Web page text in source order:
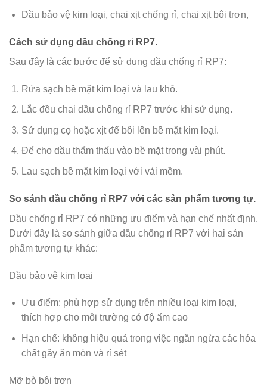
Dầu bảo vệ kim loại, chai xịt chống rỉ, chai xịt bôi trơn,
Cách sử dụng dầu chống rỉ RP7.
Sau đây là các bước để sử dụng dầu chống rỉ RP7:
Rửa sạch bề mặt kim loại và lau khô.
Lắc đều chai dầu chống rỉ RP7 trước khi sử dụng.
Sử dụng cọ hoặc xịt để bôi lên bề mặt kim loại.
Để cho dầu thẩm thấu vào bề mặt trong vài phút.
Lau sạch bề mặt kim loại với vải mềm.
So sánh dầu chống rỉ RP7 với các sản phẩm tương tự.
Dầu chống rỉ RP7 có những ưu điểm và hạn chế nhất định.
Dưới đây là so sánh giữa dầu chống rỉ RP7 với hai sản
phẩm tương tự khác:
Dầu bảo vệ kim loại
Ưu điểm: phù hợp sử dụng trên nhiều loại kim loại,
thích hợp cho môi trường có độ ẩm cao
Hạn chế: không hiệu quả trong việc ngăn ngừa các hóa
chất gây ăn mòn và rỉ sét
Mỡ bò bôi trơn